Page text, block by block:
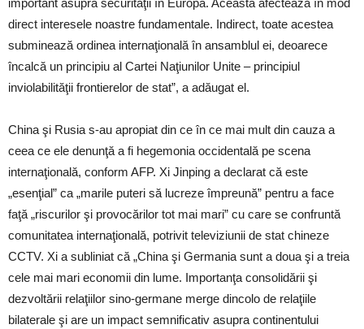
important asupra securităţii în Europa. Aceasta afectează în mod
direct interesele noastre fundamentale. Indirect, toate acestea
subminează ordinea internaţională în ansamblul ei, deoarece
încalcă un principiu al Cartei Naţiunilor Unite – principiul
inviolabilităţii frontierelor de stat”, a adăugat el.
China şi Rusia s-au apropiat din ce în ce mai mult din cauza a
ceea ce ele denunţă a fi hegemonia occidentală pe scena
internaţională, conform AFP. Xi Jinping a declarat că este
„esenţial” ca „marile puteri să lucreze împreună” pentru a face
faţă „riscurilor şi provocărilor tot mai mari” cu care se confruntă
comunitatea internaţională, potrivit televiziunii de stat chineze
CCTV. Xi a subliniat că „China şi Germania sunt a doua şi a treia
cele mai mari economii din lume. Importanţa consolidării şi
dezvoltării relaţiilor sino-germane merge dincolo de relaţiile
bilaterale şi are un impact semnificativ asupra continentului